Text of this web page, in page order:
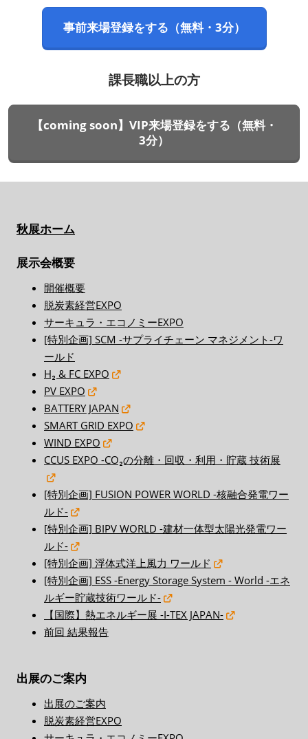
事前来場登録をする（無料・3分）
課長職以上の方
【coming soon】VIP来場登録をする（無料・
3分）
秋展ホーム
展示会概要
開催概要
脱炭素経営EXPO
サーキュラ・エコノミーEXPO
[特別企画] SCM -サプライチェーン マネジメント-ワ
ールド
H₂ & FC EXPO
PV EXPO
BATTERY JAPAN
SMART GRID EXPO
WIND EXPO
CCUS EXPO -CO₂の分離・回収・利用・貯蔵 技術展
[特別企画] FUSION POWER WORLD -核融合発電ワー
ルド-
[特別企画] BIPV WORLD -建材一体型太陽光発電ワー
ルド-
[特別企画] 浮体式洋上風力 ワールド
[特別企画] ESS -Energy Storage System - World -エネ
ルギー貯蔵技術ワールド-
【国際】熱エネルギー展 -I-TEX JAPAN-
前回 結果報告
出展のご案内
出展のご案内
脱炭素経営EXPO